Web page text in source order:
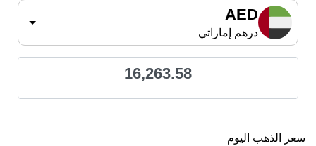
AED
درهم إماراتي
16,263.58
سعر الذهب اليوم